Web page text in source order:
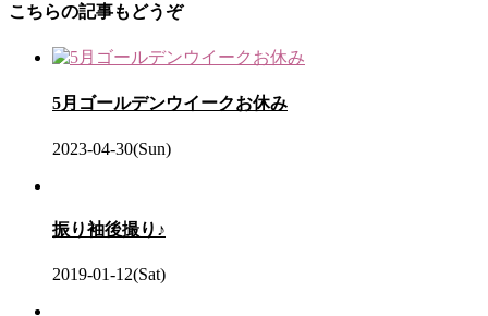
こちらの記事もどうぞ
5月ゴールデンウイークお休み
2023-04-30(Sun)
振り袖後撮り♪
2019-01-12(Sat)